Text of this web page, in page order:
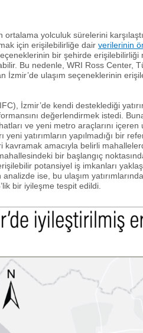
yolculuk sürelerini
için erişilebilirliğe dair verilerinin
bir şehirde erişilebilirliği
Bu nedenle, WRI Ross Center,
İzmir’de ulaşım seçeneklerinin
İzmir’de kendi desteklediği
değerlendirmek istedi.
ve yeni metro araçlarını içeren
yatırımların yapılmadığı bir
kavramak amacıyla belirli
bir başlangıç
potansiyel iş imkanları
ise, bu ulaşım
bir iyileşme tespit edildi.